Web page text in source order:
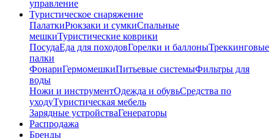
управление
Туристическое снаряжение
ПалаткиРюкзаки и сумкиСпальные
мешкиТуристические коврики
ПосудаЕда для походовГорелки и баллоныТреккинговые
палки
ФонариГермомешкиПитьевые системыФильтры для
воды
Ножи и инструментОдежда и обувьСредства по
уходуТуристическая мебель
Зарядные устройстваГенераторы
Распродажа
Бренды